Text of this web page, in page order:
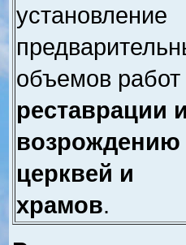
установление
объемов работ
реставрации
возрождению
церквей и
храмов.